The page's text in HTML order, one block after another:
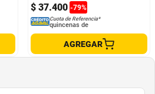
$ 37.400 -79%
Cuota de Referencia*
quincenas de
AGREGAR